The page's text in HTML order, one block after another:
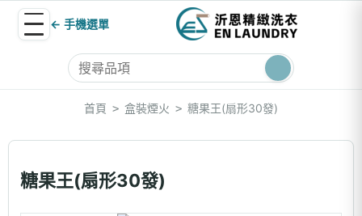
← 手機選單
首頁 > 盒裝煙火 > 糖果王(扇形30發)
糖果王(扇形30發)